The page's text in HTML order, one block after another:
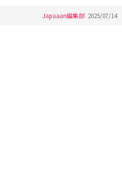
Japaaan編集部 2025/07/14